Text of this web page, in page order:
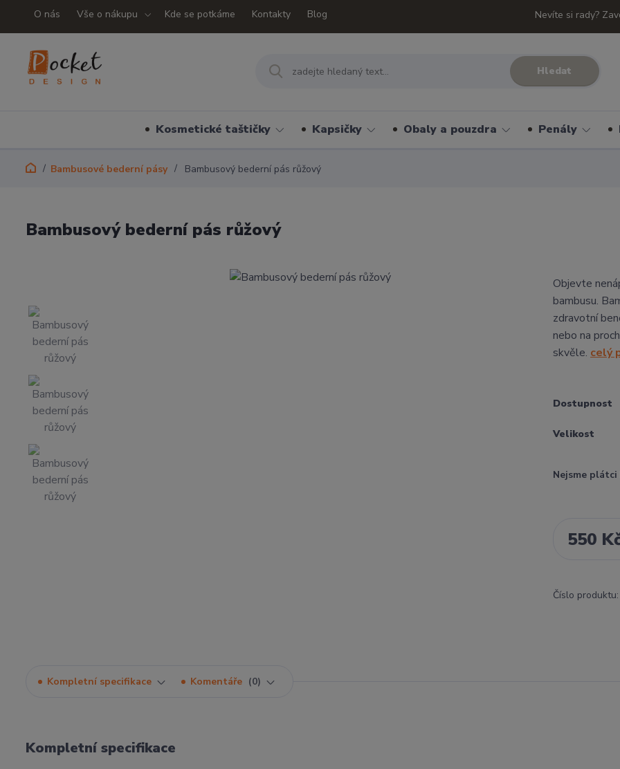
O nás Vše o nákupu Kde se potkáme Kontakty Blog
Hledat
Nevíte si rady?
Kosmetické taštičky Kapsičky Obaly a pouzdra Penály
Bambusové bederní pásy Bambusový bederní pás růžový
Bambusový bederní pás růžový
Objevte
bambusu.
zdravotní
nebo na
skvěle. celý
Dostupnost
Velikost
Nejsme plátci
550
Číslo produktu:
Kompletní specifikace Komentáře 0
Kompletní specifikace